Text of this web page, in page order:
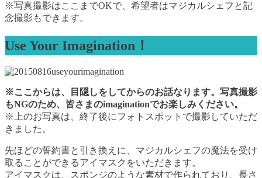
※写真撮影はここまでOKで、希望者はマジカルシェフと記
念撮影もできます。
Use Your Imagination！
※ここからは、目隠しをしてからのお話なります。写真撮影
もNGのため、皆さまのimaginationでお楽しみください。
※上のお写真は、終了後にフォトスポットで撮影していただ
きました。
先ほどの誓約書と引き換えに、マジカルシェフの魔法を受け
取ることができるアイマスクをいただきます。
アイマスクは、スポンジのような素材で作られており、長さ